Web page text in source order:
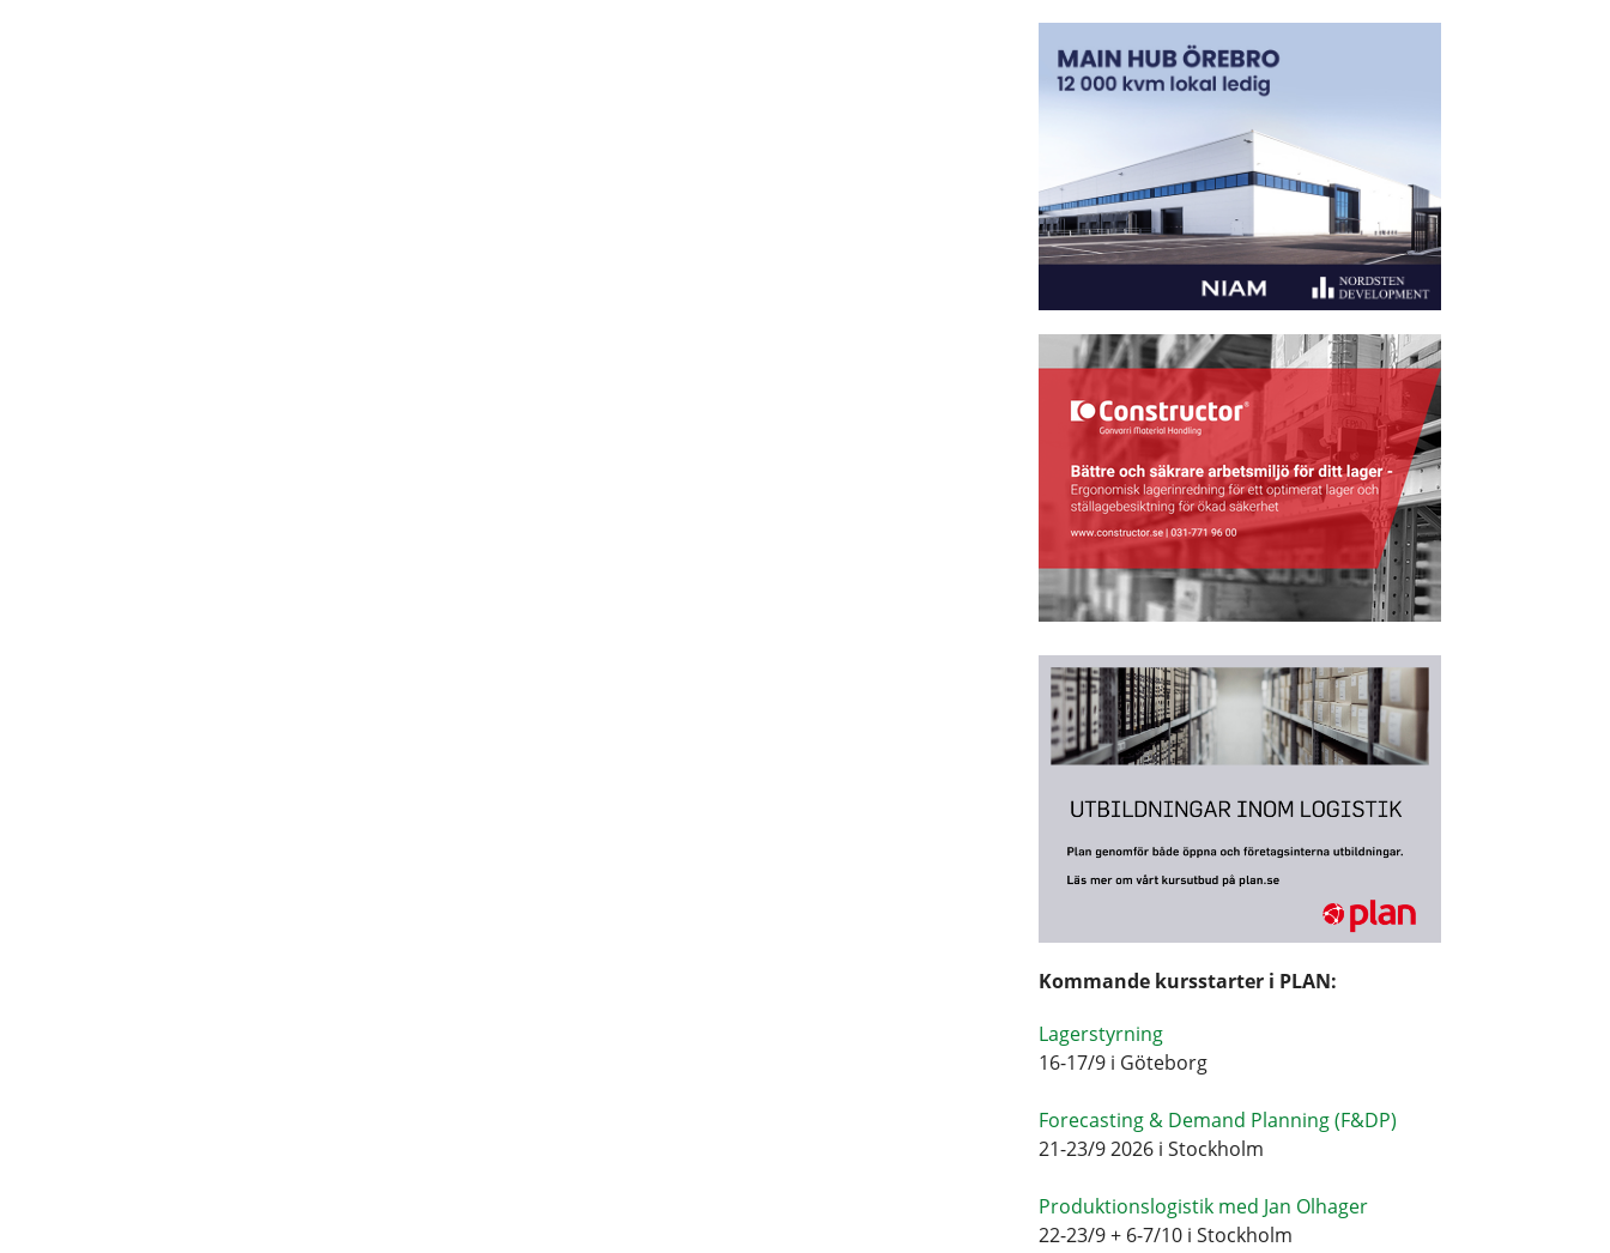
Kommande kursstarter i PLAN:
Lagerstyrning
16-17/9 i Göteborg
Forecasting & Demand Planning (F&DP)
21-23/9 2026 i Stockholm
Produktionslogistik med Jan Olhager
22-23/9 + 6-7/10 i Stockholm